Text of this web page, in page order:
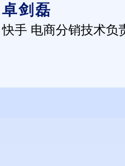
卓剑磊
快手 电商分销技术负